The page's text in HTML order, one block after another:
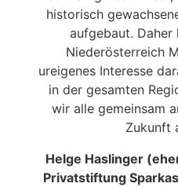
historisch
aufgebaut. Daher
Niederösterreich
ureigenes Interesse
in der gesamten
wir alle gemeinsam
Zukunft
Helge Haslinger
Privatstiftung